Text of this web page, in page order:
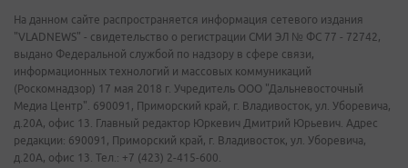
На данном сайте распространяется информация сетевого издания
"VLADNEWS" - свидетельство о регистрации СМИ ЭЛ № ФС 77 - 72742,
выдано Федеральной службой по надзору в сфере связи,
информационных технологий и массовых коммуникаций
(Роскомнадзор) 17 мая 2018 г. Учредитель ООО "Дальневосточный
Медиа Центр". 690091, Приморский край, г. Владивосток, ул. Уборевича,
д.20А, офис 13. Главный редактор Юркевич Дмитрий Юрьевич. Адрес
редакции: 690091, Приморский край, г. Владивосток, ул. Уборевича,
д.20А, офис 13. Тел.: +7 (423) 2-415-600.